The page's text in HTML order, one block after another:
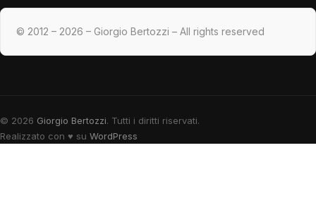
© 2012 – 2026 – Giorgio Bertozzi – All rights reserved
© 2026 Giorgio Bertozzi. Tutti i diritti riservati.
Realizzato con ♥ su WordPress